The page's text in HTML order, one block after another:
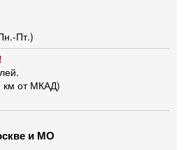
Пт.)
от МКАД)
и МО